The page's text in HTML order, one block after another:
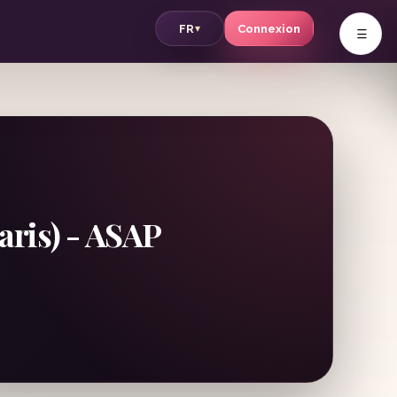
FR▾ Connexion v
- ASAP